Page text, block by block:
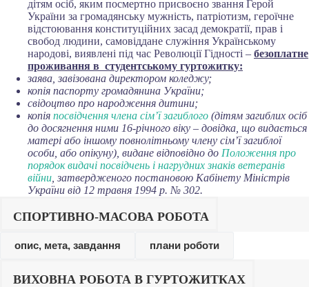
дітям осіб, яким посмертно присвоєно звання Герой
України за громадянську мужність, патріотизм, героїчне
відстоювання конституційних засад демократії, прав і
свобод людини, самовіддане служіння Українському
народові, виявлені під час Революції Гідності – безоплатне
проживання в студентському гуртожитку:
заява, завізована директором коледжу;
копія паспорту громадянина України;
свідоцтво про народження дитини;
копія посвідчення члена сім’ї загиблого (дітям загиблих осіб
до досягнення ними 16-річного віку – довідка, що видається
матері або іншому повнолітньому члену сім’ї загиблої
особи, або опікуну), видане відповідно до Положення про
порядок видачі посвідчень і нагрудних знаків ветеранів
війни , затвердженого постановою Кабінету Міністрів
України від 12 травня 1994 р. № 302.
СПОРТИВНО-МАСОВА РОБОТА
опис, мета, завдання плани роботи
ВИХОВНА РОБОТА В ГУРТОЖИТКАХ